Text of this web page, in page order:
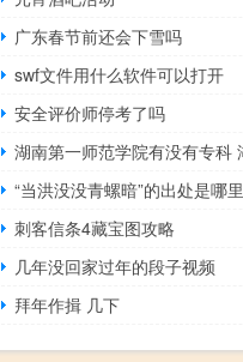
广东春节前还会下雪吗
swf文件用什么软件可以打开
安全评价师停考了吗
“当洪没没青螺暗”的出处是哪里
刺客信条4藏宝图攻略
几年没回家过年的段子视频
拜年作揖 几下